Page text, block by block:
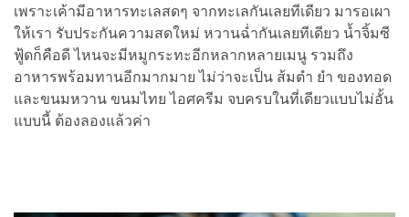
เพราะเค้ามีอาหารทะเลสดๆ จากทะเลกันเลยทีเดียว มารอเผา
ให้เรา รับประกันความสดใหม่ หวานฉ่ำกันเลยทีเดียว น้ำจิ้มซี
ฟู้ดก็คือดี ไหนจะมีหมูกระทะอีกหลากหลายเมนู รวมถึง
อาหารพร้อมทานอีกมากมาย ไม่ว่าจะเป็น ส้มตำ ยำ ของทอด
และขนมหวาน ขนมไทย ไอศครีม จบครบในที่เดียวแบบไม่อั้น
แบบนี้ ต้องลองแล้วค่า